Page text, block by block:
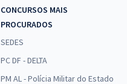
CONCURSOS MAIS
PROCURADOS
SEDES
PC DF - DELTA
PM AL - Polícia Militar do Estado